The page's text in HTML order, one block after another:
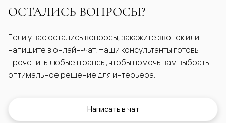
ОСТАЛИСЬ ВОПРОСЫ?
Если у вас остались вопросы, закажите звонок или
напишите в онлайн-чат. Наши консультанты готовы
прояснить любые нюансы, чтобы помочь вам выбрать
оптимальное решение для интерьера.
Написать в чат